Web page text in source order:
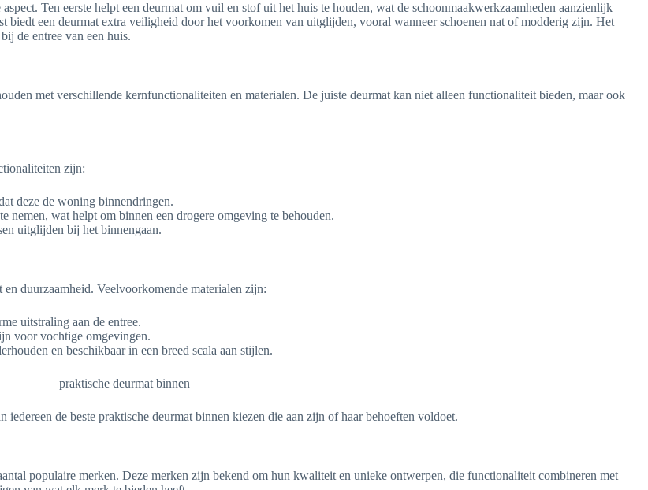
Ten eerste helpt een deurmat om vuil en stof uit het huis te houden, wat de schoonmaakwerkzaamheden aanzienlijk
biedt een deurmat extra veiligheid door het voorkomen van uitglijden, vooral wanneer schoenen nat of modderig zijn. Het
de entree van een huis.
met verschillende kernfunctionaliteiten en materialen. De juiste deurmat kan niet alleen functionaliteit bieden, maar ook
zijn:
deze de woning binnendringen.
nemen, wat helpt om binnen een drogere omgeving te behouden.
uitglijden bij het binnengaan.
duurzaamheid. Veelvoorkomende materialen zijn:
uitstraling aan de entree.
voor vochtige omgevingen.
en beschikbaar in een breed scala aan stijlen.
de beste praktische deurmat binnen kiezen die aan zijn of haar behoeften voldoet.
populaire merken. Deze merken zijn bekend om hun kwaliteit en unieke ontwerpen, die functionaliteit combineren met